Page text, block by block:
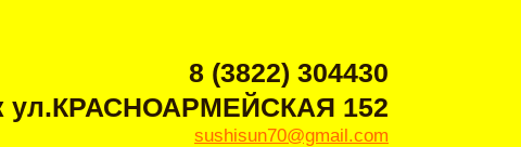
8 (3822) 304430
ул.КРАСНОАРМЕЙСКАЯ 152
sushisun70@gmail.com